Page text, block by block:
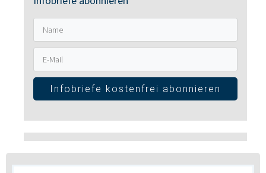
Infobriefe kostenfrei abonnieren